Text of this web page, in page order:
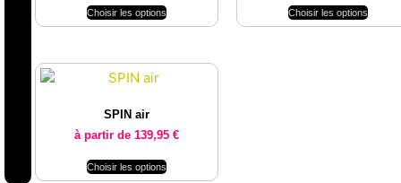
Choisir les options Choisir les options
SPIN air
à partir de 139,95 €
Choisir les options